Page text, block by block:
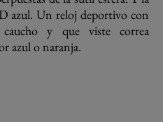
azul. Un reloj deportivo con
y que viste correa
azul o naranja.